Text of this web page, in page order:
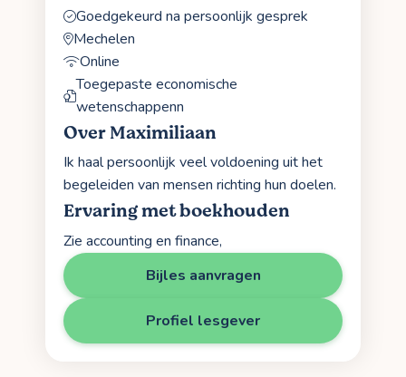
Goedgekeurd na persoonlijk gesprek
Mechelen
Online
Toegepaste economische
wetenschappenn
Over Maximiliaan
Ik haal persoonlijk veel voldoening uit het
begeleiden van mensen richting hun doelen.
Ervaring met boekhouden
Zie accounting en finance,
Bijles aanvragen
Profiel lesgever